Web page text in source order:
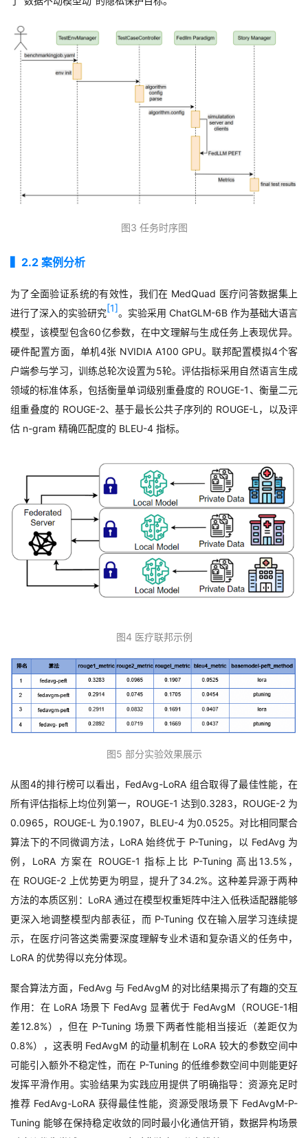
图3 任务时序图
2.2 案例分析
为了全面验证系统的有效性，我们在 MedQuad 医疗问答数据集上
进行了深入的实验研究[1]。实验采用 ChatGLM-6B 作为基础大语言
模型，该模型包含60亿参数，在中文理解与生成任务上表现优异。
硬件配置方面，单机4张 NVIDIA A100 GPU。联邦配置模拟4个客
户端参与学习，训练总轮次设置为5轮。评估指标采用自然语言生成
领域的标准体系，包括衡量单词级别重叠度的 ROUGE-1 、衡量二元
组重叠度的 ROUGE-2、基于最长公共子序列的 ROUGE-L ，以及评
估 n-gram 精确匹配度的 BLEU-4 指标。
图4 医疗联邦示例
图5 部分实验效果展示
从图4的排行榜可以看出， FedAvg-LoRA 组合取得了最佳性能，在
所有评估指标上均位列第一， ROUGE-1 达到 0.3283， ROUGE-2 为
0.0965， ROUGE-L 为0.1907， BLEU-4 为0.0525。对比相同聚合
算法下的不同微调方法， LoRA始终优于 P-Tuning，以 FedAvg 为
例， LoRA 方案在 ROUGE-1 指标上比 P-Tuning高出13.5%，
在 ROUGE-2 上优势更为明显，提升了34.2%。这种差异源于两种
方法的本质区别： LoRA 通过在模型权重矩阵中注入低秩适配器能够
更深入地调整模型内部表征，而 P-Tuning 仅在输入层学习连续提
示，在医疗问答这类需要深度理解专业术语和复杂语义的任务中，
LoRA 的优势得以充分体现。
聚合算法方面， FedAvg 与 FedAvgM 的对比结果揭示了有趣的交互
作用：在 LoRA 场景下 FedAvg 显著优于 FedAvgM （ROUGE-1相
差12.8%），但在 P-Tuning 场景下两者性能相当接近（差距仅为
0.8%），这表明 FedAvgM 的动量机制在 LoRA 较大的参数空间中
可能引入额外不稳定性，而在 P-Tuning 的低维参数空间中则能更好
发挥平滑作用。实验结果为实践应用提供了明确指导：资源充足时
推荐 FedAvg-LoRA 获得最佳性能，资源受限场景下 FedAvgM-P-
Tuning 能够在保持稳定收敛的同时最小化通信开销，数据异构场景